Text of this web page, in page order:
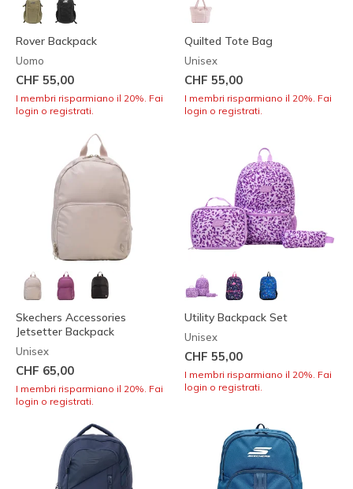
Rover Backpack
Uomo
CHF 55,00
I membri risparmiano il 20%. Fai
login o registrati.
Quilted Tote Bag
Unisex
CHF 55,00
I membri risparmiano il 20%. Fai
login o registrati.
Skechers Accessories
Jetsetter Backpack
Unisex
CHF 65,00
I membri risparmiano il 20%. Fai
login o registrati.
Utility Backpack Set
Unisex
CHF 55,00
I membri risparmiano il 20%. Fai
login o registrati.